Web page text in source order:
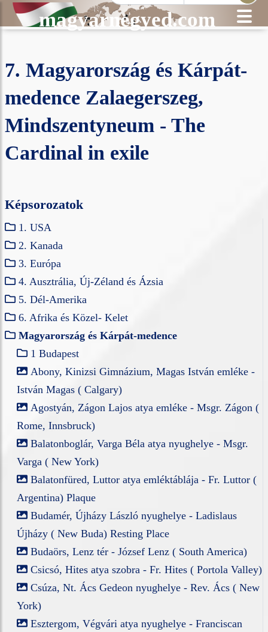
magyarnegyed.com
7. Magyarország és Kárpát-
medence Zalaegerszeg,
Mindszentyneum - The
Cardinal in exile
Képsorozatok
1. USA
2. Kanada
3. Európa
4. Ausztrália, Új-Zéland és Ázsia
5. Dél-Amerika
6. Afrika és Közel- Kelet
Magyarország és Kárpát-medence
1 Budapest
Abony, Kinizsi Gimnázium, Magas István emléke -
István Magas ( Calgary)
Agostyán, Zágon Lajos atya emléke - Msgr. Zágon (
Rome, Innsbruck)
Balatonboglár, Varga Béla atya nyughelye - Msgr.
Varga ( New York)
Balatonfüred, Luttor atya emléktáblája - Fr. Luttor (
Argentina) Plaque
Budamér, Újházy László nyughelye - Ladislaus
Újházy ( New Buda) Resting Place
Budaörs, Lenz tér - József Lenz ( South America)
Csicsó, Hites atya szobra - Fr. Hites ( Portola Valley)
Csúza, Nt. Ács Gedeon nyughelye - Rev. Ács ( New
York)
Esztergom, Végvári atya nyughelye - Franciscan